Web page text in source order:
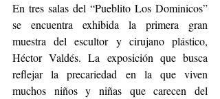
En tres salas del “Pueblito Los Dominicos”
se encuentra exhibida la primera gran
muestra del escultor y cirujano plástico,
Héctor Valdés. La exposición que busca
reflejar la precariedad en la que viven
muchos niños y niñas que carecen del